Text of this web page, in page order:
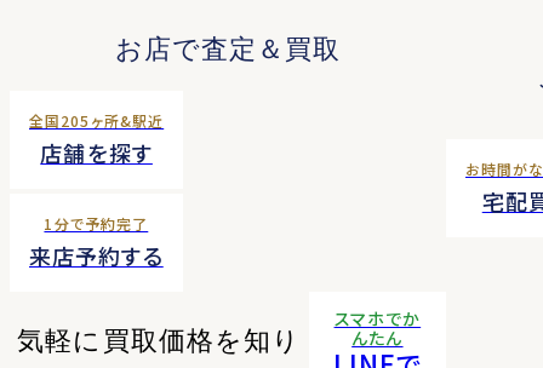
お店で査定＆買取
全国205ヶ所&駅近
店舗を探す
1分で予約完了
来店予約する
お時間が
宅配
気軽に買取価格を知り
スマホでか
んたん